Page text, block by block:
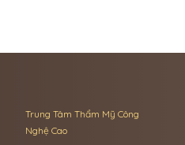
Trung Tâm Thẩm Mỹ Công
Nghệ Cao